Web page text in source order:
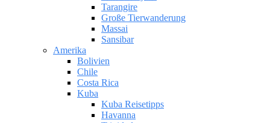
Tarangire
Große Tierwanderung
Massai
Sansibar
Amerika
Bolivien
Chile
Costa Rica
Kuba
Kuba Reisetipps
Havanna